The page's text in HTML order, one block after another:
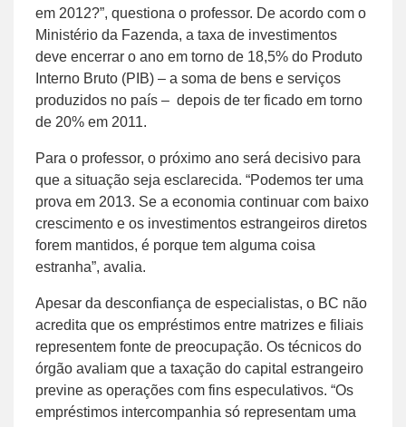
em 2012?”, questiona o professor. De acordo com o
Ministério da Fazenda, a taxa de investimentos
deve encerrar o ano em torno de 18,5% do Produto
Interno Bruto (PIB) – a soma de bens e serviços
produzidos no país – depois de ter ficado em torno
de 20% em 2011.
Para o professor, o próximo ano será decisivo para
que a situação seja esclarecida. “Podemos ter uma
prova em 2013. Se a economia continuar com baixo
crescimento e os investimentos estrangeiros diretos
forem mantidos, é porque tem alguma coisa
estranha”, avalia.
Apesar da desconfiança de especialistas, o BC não
acredita que os empréstimos entre matrizes e filiais
representem fonte de preocupação. Os técnicos do
órgão avaliam que a taxação do capital estrangeiro
previne as operações com fins especulativos. “Os
empréstimos intercompanhia só representam uma